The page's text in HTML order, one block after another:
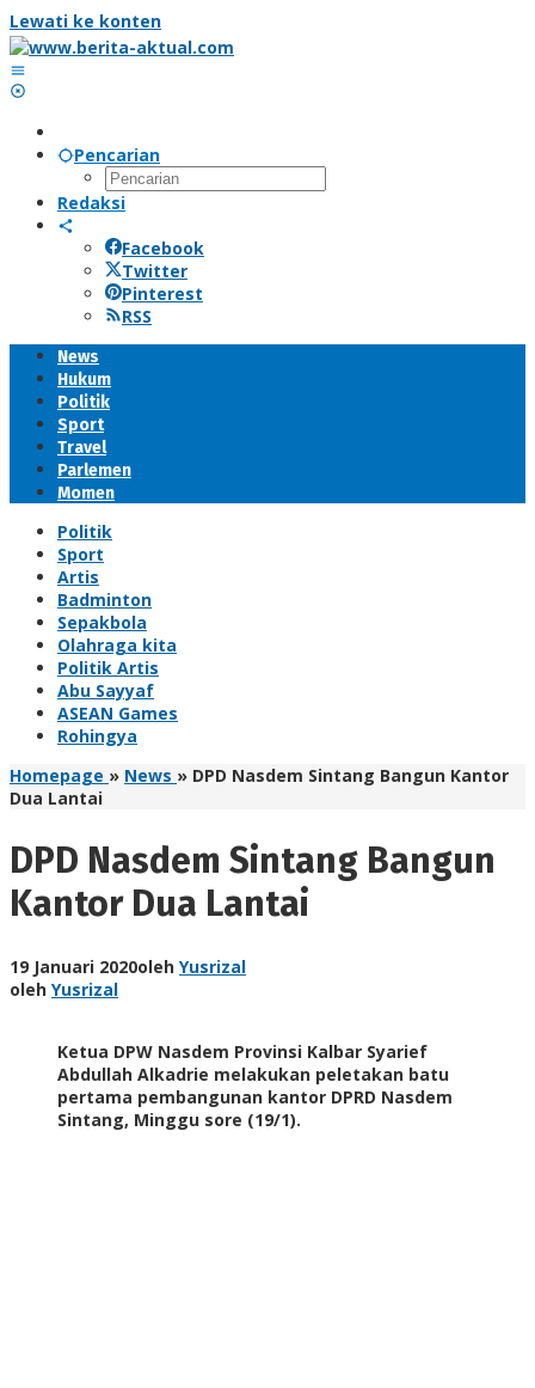
Lewati ke konten
Pencarian
Redaksi
Facebook
Twitter
Pinterest
RSS
News
Hukum
Politik
Sport
Travel
Parlemen
Momen
Politik
Sport
Artis
Badminton
Sepakbola
Olahraga kita
Politik Artis
Abu Sayyaf
ASEAN Games
Rohingya
Homepage » News » DPD Nasdem Sintang Bangun Kantor
Dua Lantai
DPD Nasdem Sintang Bangun
Kantor Dua Lantai
19 Januari 2020oleh Yusrizal
oleh Yusrizal
Ketua DPW Nasdem Provinsi Kalbar Syarief
Abdullah Alkadrie melakukan peletakan batu
pertama pembangunan kantor DPRD Nasdem
Sintang, Minggu sore (19/1).